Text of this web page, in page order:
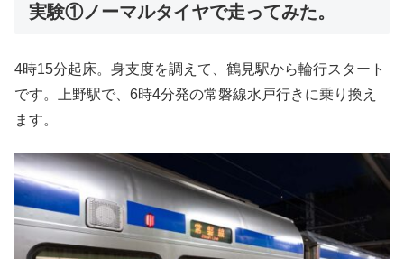
実験①ノーマルタイヤで走ってみた。
4時15分起床。身支度を調えて、鶴見駅から輪行スタート
です。上野駅で、6時4分発の常磐線水戸行きに乗り換え
ます。